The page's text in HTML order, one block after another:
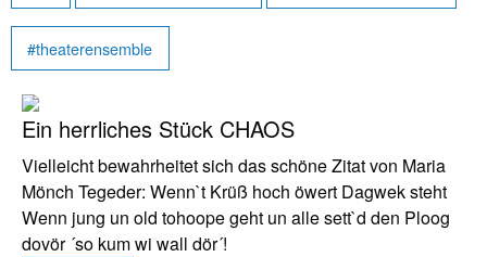
#theaterensemble
Ein herrliches Stück CHAOS
Vielleicht bewahrheitet sich das schöne Zitat von Maria
Mönch Tegeder: Wenn`t Krüß hoch öwert Dagwek steht
Wenn jung un old tohoope geht un alle sett`d den Ploog
dovör ´so kum wi wall dör´!